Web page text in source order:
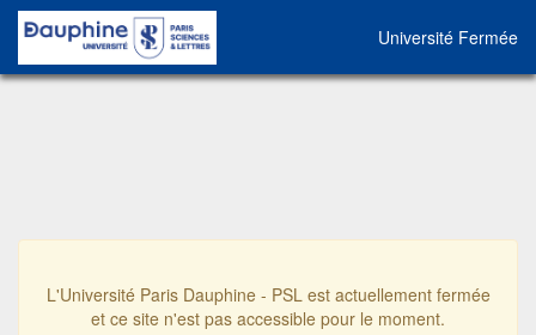
Université Fermée
L'Université Paris Dauphine - PSL est actuellement fermée
et ce site n'est pas accessible pour le moment.